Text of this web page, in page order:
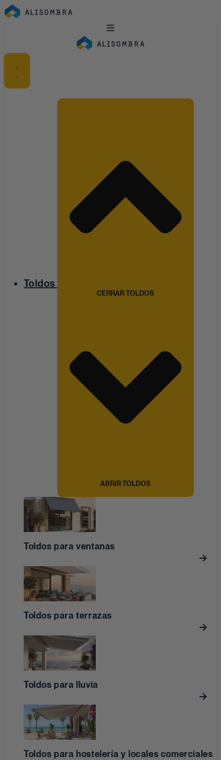
Ir
Toldos
CERRAR TOLDOS
ABRIR TOLDOS
Toldos para ventanas
Toldos para terrazas
Toldos para lluvia
Toldos para hostelería y locales comerciales